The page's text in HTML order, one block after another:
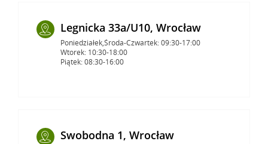
Legnicka 33a/U10, Wrocław
Poniedziałek,Środa-Czwartek: 09:30-17:00
Wtorek: 10:30-18:00
Piątek: 08:30-16:00
Swobodna 1, Wrocław